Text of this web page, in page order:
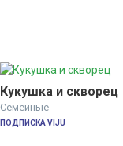
Кукушка и скворец
Семейные
ПОДПИСКА VIJU